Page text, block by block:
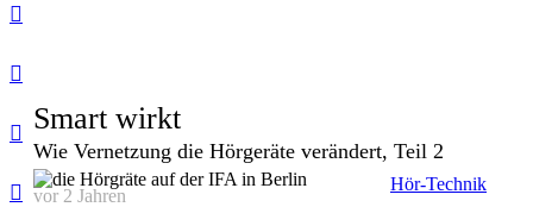
Smart wirkt
Wie Vernetzung die Hörgeräte verändert, Teil 2
vor 2 Jahren
Hör-Technik